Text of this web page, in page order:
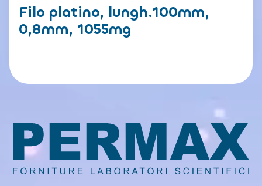
Filo platino, lungh.100mm,
0,8mm, 1055mg